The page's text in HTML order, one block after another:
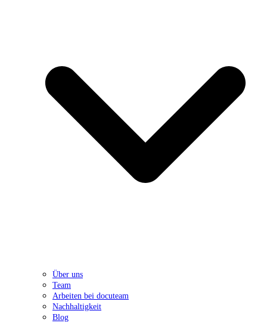
Über uns
Team
Arbeiten bei docuteam
Nachhaltigkeit
Blog